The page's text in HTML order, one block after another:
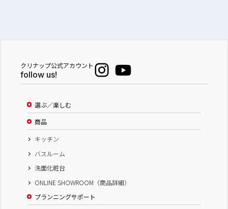
クリナップ公式アカウント
follow us!
選ぶ／楽しむ
商品
キッチン
バスルーム
洗面化粧台
ONLINE SHOWROOM（商品詳細）
プランニングサポート